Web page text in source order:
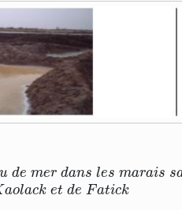
u de mer dans les marais s
r ns ar
aolack et de Fatick
K ao lack et de Fa tick